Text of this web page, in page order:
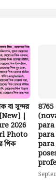
বা সুন্দর
[New] |
2026
Photo
পিক